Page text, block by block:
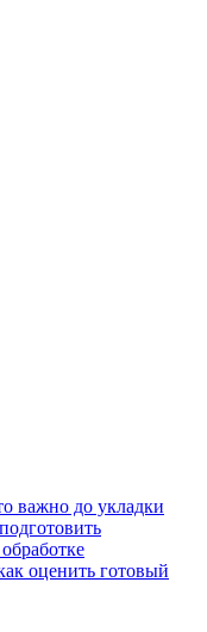
важно до укладки
оценить готовый